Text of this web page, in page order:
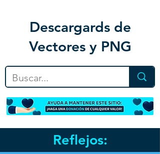
Descargards de
Vectores y PNG
Reflejos: